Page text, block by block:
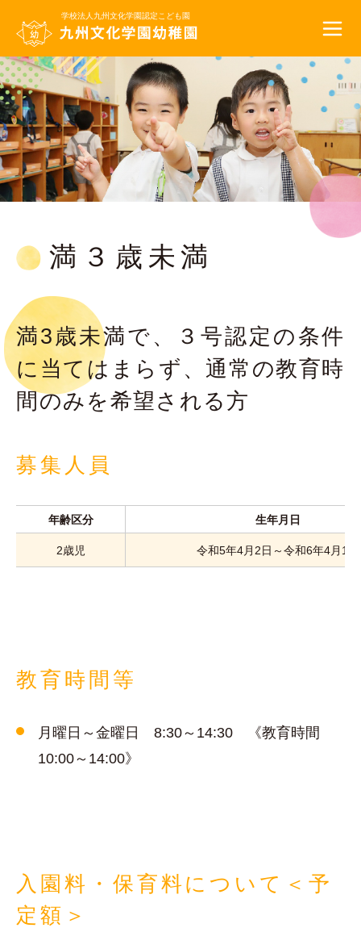
学校法人九州文化学園認定こども園
満３歳未満
満3歳未満で、３号認定の条件
に当てはまらず、通常の教育時
間のみを希望される方
募集人員
年齢区分 生年月日
2歳児 令和5年4月2日～令和6年4月1日
教育時間等
月曜日～金曜日 8:30～14:30 《教育時間
10:00～14:00》
入園料・保育料について＜予
定額＞